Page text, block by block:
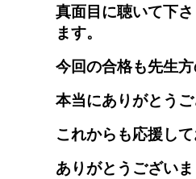
真面目に聴いて下
ます。
今回の合格も先生方
本当にありがとうご
これからも応援して
ありがとうございま